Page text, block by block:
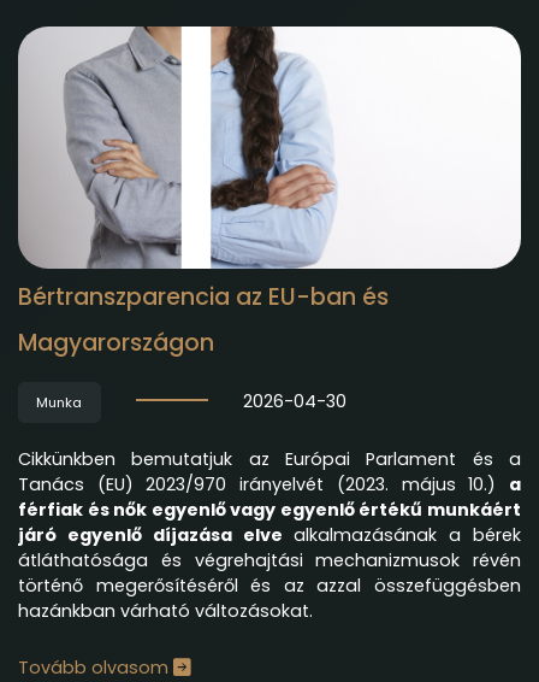
Bértranszparencia az EU-ban és
Magyarországon
Munka 2026-04-30
Cikkünkben bemutatjuk az Európai Parlament és a
Tanács (EU) 2023/970 irányelvét (2023. május 10.) a
férfiak és nők egyenlő vagy egyenlő értékű munkáért
járó egyenlő díjazása elve alkalmazásának a bérek
átláthatósága és végrehajtási mechanizmusok révén
történő megerősítéséről és az azzal összefüggésben
hazánkban várható változásokat.
Tovább olvasom